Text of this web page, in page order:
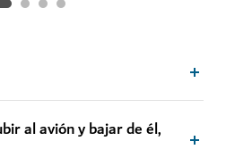
al avión y bajar de él,